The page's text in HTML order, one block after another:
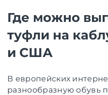
Где можно
туфли на
и США
В европейских
разнообразную обувь